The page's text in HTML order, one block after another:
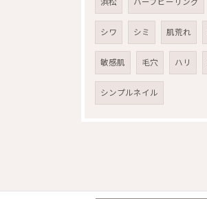
浜松 ハーブピーリング
シワ シミ 肌荒れ
敏感肌 毛穴 ハリ
シンプルネイル